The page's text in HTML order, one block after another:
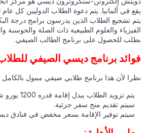
يقع في ألمانيا. يتم دعوة الطلاب الدوليين كل
يتم تشجيع الطلاب الذين يدرسون برامج درجة
الفيزياء والعلوم الطبيعية ذات الصلة والحوسبة
بطلب للحصول على برنامج الطالب الصيفي.
فوائد برنامج ديسي الصيفي
نظرا لأن هذا برنامج طلابي صيفي ممول بالكامل
يتم تزويد الطلاب ببدل إقامة قدره 1200 يورو شهريا.
سيتم تقديم منح سفر جزئية.
سيتم توفير الإقامة بسعر مخفض في فنادق